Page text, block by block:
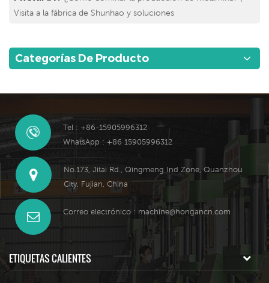
Visita a la fábrica de Shunhao y soluciones
Categorías De Producto
Tel : +86-15905996312
WhatsApp : +86 15905996312
No.173, Jitai Rd., Qingmeng Ind Zone, Quanzhou
City, Fujian, China
Correo electrónico : machine@hongancn.com
ETIQUETAS CALIENTES